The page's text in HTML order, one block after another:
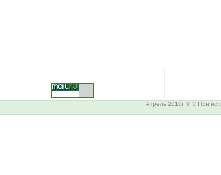
Апрель 2010г. ® © При